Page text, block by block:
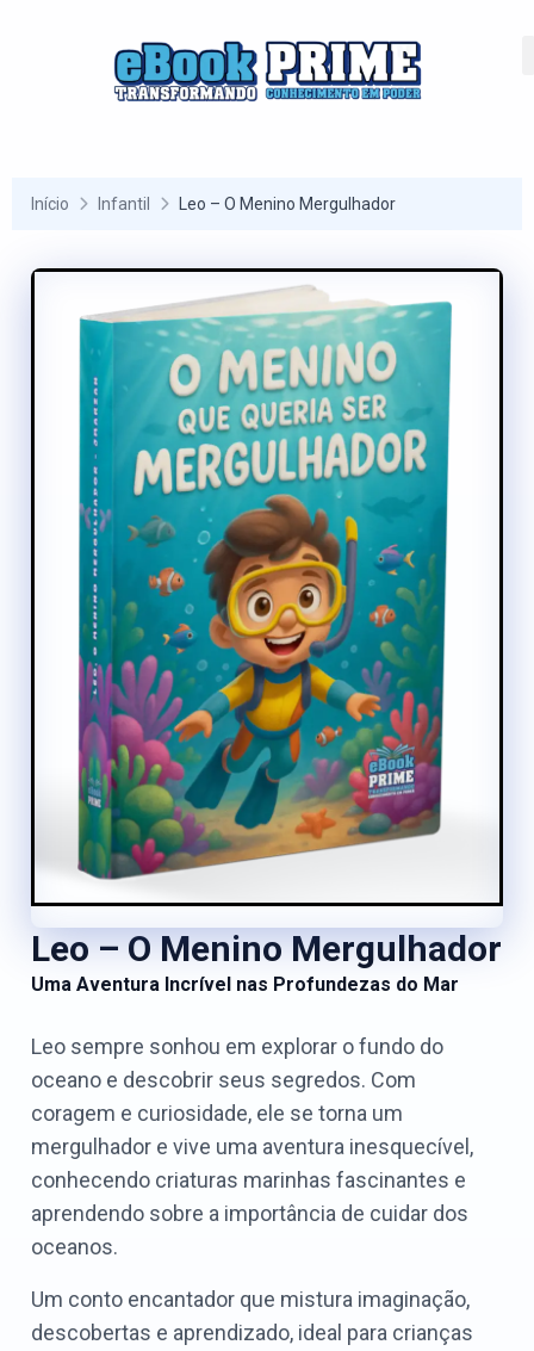
Início Infantil Leo – O Menino Mergulhador
Leo – O Menino Mergulhador
Uma Aventura Incrível nas Profundezas do Mar
Leo sempre sonhou em explorar o fundo do
oceano e descobrir seus segredos. Com
coragem e curiosidade, ele se torna um
mergulhador e vive uma aventura inesquecível,
conhecendo criaturas marinhas fascinantes e
aprendendo sobre a importância de cuidar dos
oceanos.
Um conto encantador que mistura imaginação,
descobertas e aprendizado, ideal para crianças